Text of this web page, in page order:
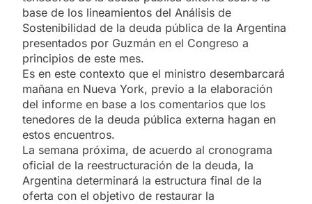
base de los lineamientos del Análisis de
Sostenibilidad de la deuda pública de la Argentina
presentados por Guzmán en el Congreso a
principios de este mes.
Es en este contexto que el ministro desembarcará
mañana en Nueva York, previo a la elaboración
del informe en base a los comentarios que los
tenedores de la deuda pública externa hagan en
estos encuentros.
La semana próxima, de acuerdo al cronograma
oficial de la reestructuración de la deuda, la
Argentina determinará la estructura final de la
oferta con el objetivo de restaurar la